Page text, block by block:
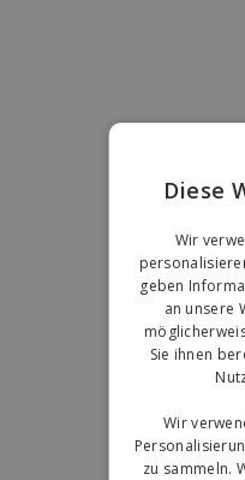
Diese
Wir
geben
an unsere
Sie ihnen
Wir
zu sammeln.